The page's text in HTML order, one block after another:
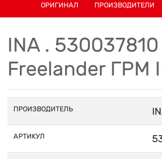
ОРИГИНАЛ ПРОИЗВОДИТЕЛИ
INA .
Freelander ГРМ
ПРОИЗВОДИТЕЛЬ
АРТИКУЛ